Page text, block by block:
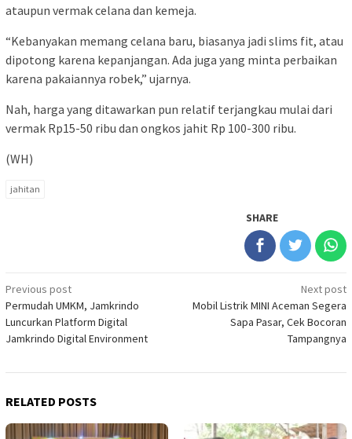
ataupun vermak celana dan kemeja.
“Kebanyakan memang celana baru, biasanya jadi slims fit, atau
dipotong karena kepanjangan. Ada juga yang minta perbaikan
karena pakaiannya robek,” ujarnya.
Nah, harga yang ditawarkan pun relatif terjangkau mulai dari
vermak Rp15-50 ribu dan ongkos jahit Rp 100-300 ribu.
(WH)
jahitan
SHARE
Post
navigation
Previous post
Permudah UMKM, Jamkrindo
Luncurkan Platform Digital
Jamkrindo Digital Environment
Next post
Mobil Listrik MINI Aceman Segera
Sapa Pasar, Cek Bocoran
Tampangnya
RELATED POSTS